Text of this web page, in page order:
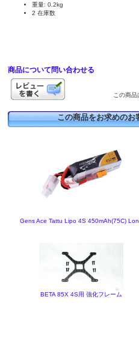
重量: 0.2kg
2 在庫数
商品について問い合わせる
この商
この商品をお求めのお
Gens Ace Tattu Lipo 4S 450mAh(75C)
BETA 85X 4S用 強化フレーム